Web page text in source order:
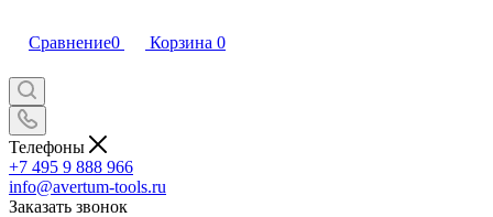
Сравнение0 Корзина 0
Телефоны
+7 495 9 888 966
info@avertum-tools.ru
Заказать звонок